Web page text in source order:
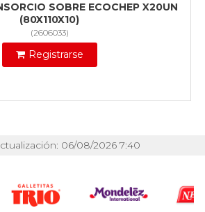
SOBRE ECOCHEP X20UN
(80X110X10)
(2606033)
Registrarse
06/08/2026 7:40